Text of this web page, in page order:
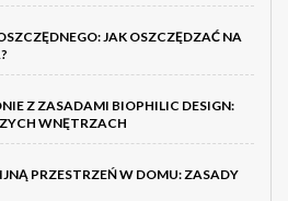
JAK OSZCZĘDZAĆ NA
Z ZASADAMI BIOPHILIC DESIGN:
WNĘTRZACH
PRZESTRZEŃ W DOMU: ZASADY